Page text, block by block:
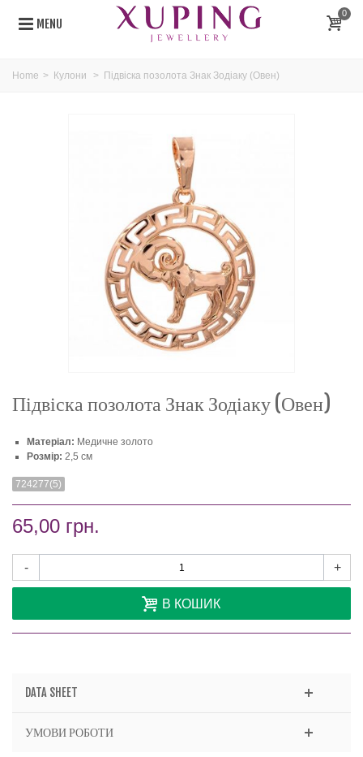
MENU
0
Home > Кулони > Підвіска позолота Знак Зодіаку (Овен)
Підвіска позолота Знак Зодіаку (Овен)
Матеріал: Медичне золото
Розмір: 2,5 см
724277(5)
65,00 грн.
- +
В КОШИК
DATA SHEET
УМОВИ РОБОТИ